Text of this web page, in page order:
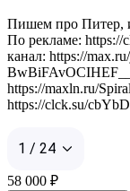
Пишем про Питер,
По рекламе: https://
канал: https://
https://maxln.ru/
https://clck.su/
1 / 24
58 000 ₽